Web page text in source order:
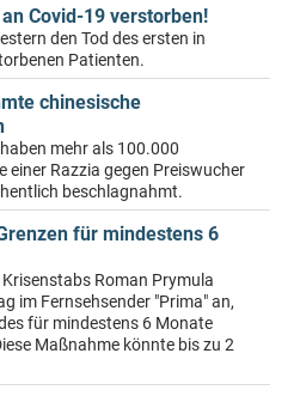
Covid-19 verstorben!
den Tod des ersten in
Patienten.
chinesische
mehr als 100.000
einer Razzia gegen Preiswucher
beschlagnahmt.
für mindestens 6
Roman Prymula
im Fernsehsender "Prima" an,
für mindestens 6 Monate
Maßnahme könnte bis zu 2